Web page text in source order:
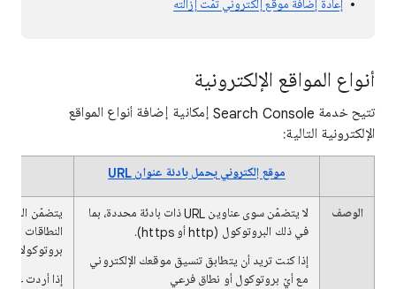
إعادة إضافة موقع إلكتروني تمّت إزالته
أنواع المواقع الإلكترونية
تتيح خدمة Search Console إمكانية إضافة أنواع المواقع
الإلكترونية التالية:
موقع إلكتروني يحمل بادئة عنوان URL
الوصف
لا يتضمّن سوى عناوين URL ذات بادئة محددة، بما
في ذلك البروتوكول (http أو https).
إذا كنت تريد أن يتطابق تنسيق موقعك الإلكتروني
مع أيّ بروتوكول أو نطاق فرعي
يتضمّن
بروتوكولات (http وhttps وftp).